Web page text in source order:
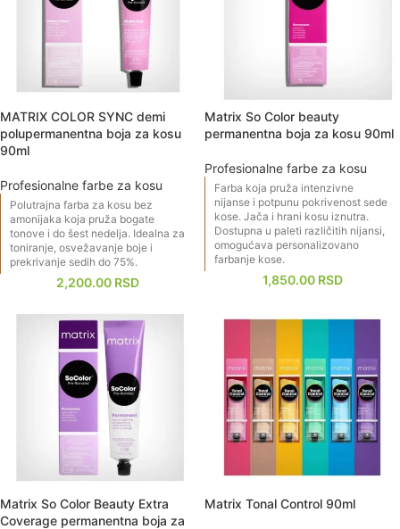
MATRIX COLOR SYNC demi
polupermanentna boja za kosu
90ml
Profesionalne farbe za kosu
2,200.00 RSD
Polutrajna farba za kosu bez
amonijaka koja pruža bogate
tonove i do šest nedelja. Idealna za
toniranje, osvežavanje boje i
prekrivanje sedih do 75%.
Matrix So Color beauty
permanentna boja za kosu 90ml
Profesionalne farbe za kosu
1,850.00 RSD
Farba koja pruža intenzivne
nijanse i potpunu pokrivenost sede
kose. Jača i hrani kosu iznutra.
Dostupna u paleti različitih nijansi,
omogućava personalizovano
farbanje kose.
Matrix So Color Beauty Extra
Coverage permanentna boja za
Matrix Tonal Control 90ml